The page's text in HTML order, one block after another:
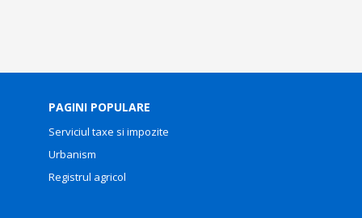
PAGINI POPULARE
Serviciul taxe si impozite
Urbanism
Registrul agricol